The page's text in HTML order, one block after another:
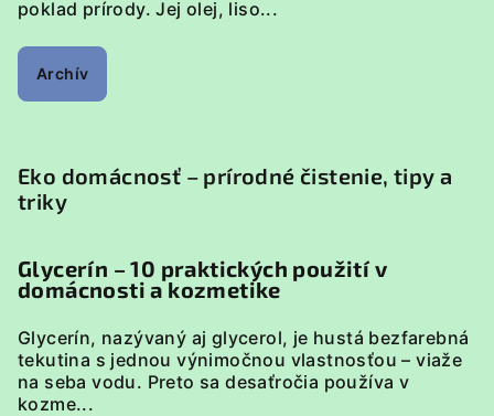
poklad prírody. Jej olej, liso...
Archív
Eko domácnosť – prírodné čistenie, tipy a
triky
Glycerín – 10 praktických použití v
domácnosti a kozmetike
Glycerín, nazývaný aj glycerol, je hustá bezfarebná
tekutina s jednou výnimočnou vlastnosťou – viaže
na seba vodu. Preto sa desaťročia používa v
kozme...